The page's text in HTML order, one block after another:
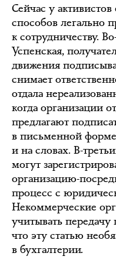
Сейчас у
способов легально
к сотрудничеству.
Успенская,
движения
снимает
отдала
когда организации
предлагают
в письменной
и на словах. В-
могут
организацию-
процесс с
Некоммерческие
учитывать передачу
что эту статью
в бухгалтерии.